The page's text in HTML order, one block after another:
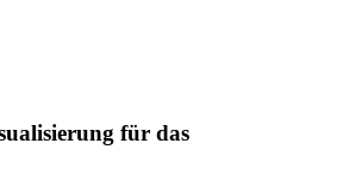
für das